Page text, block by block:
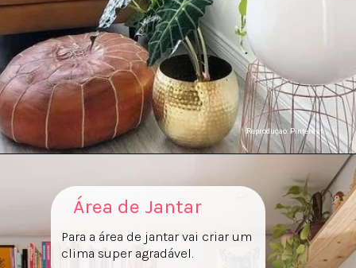
Reproduçao: Pinterest
Área de Jantar
Para a área de jantar vai criar um
clima super agradável.